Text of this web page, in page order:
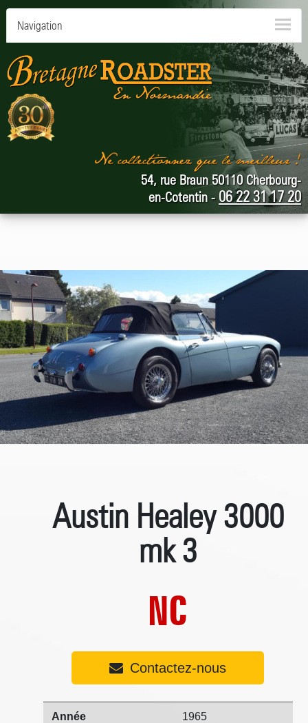
Navigation
54, rue Braun 50110 Cherbourg-
en-Cotentin - 06 22 31 17 20
Austin Healey 3000
mk 3
NC
Contactez-nous
Année 1965